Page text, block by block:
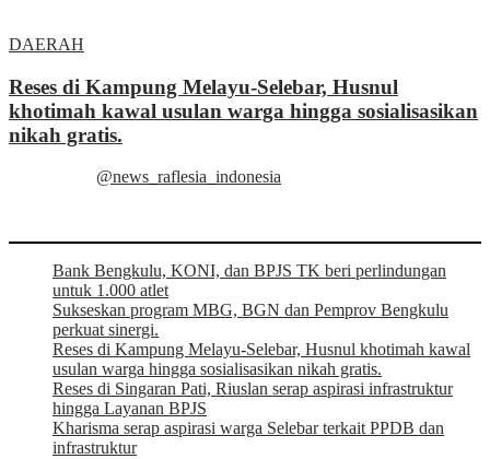
DAERAH
Reses di Kampung Melayu-Selebar, Husnul
khotimah kawal usulan warga hingga sosialisasikan
nikah gratis.
@news_raflesia_indonesia
Bank Bengkulu, KONI, dan BPJS TK beri perlindungan
untuk 1.000 atlet
Sukseskan program MBG, BGN dan Pemprov Bengkulu
perkuat sinergi.
Reses di Kampung Melayu-Selebar, Husnul khotimah kawal
usulan warga hingga sosialisasikan nikah gratis.
Reses di Singaran Pati, Riuslan serap aspirasi infrastruktur
hingga Layanan BPJS
Kharisma serap aspirasi warga Selebar terkait PPDB dan
infrastruktur